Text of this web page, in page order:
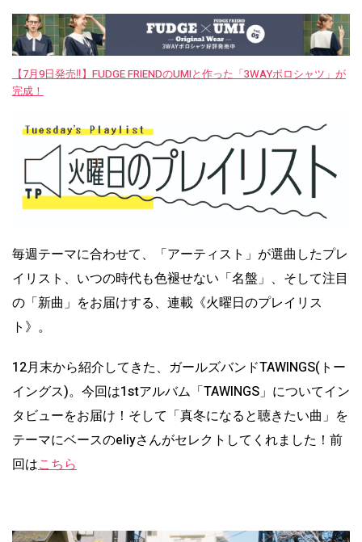
【7月9日発売‼︎】FUDGE FRIENDのUMIと作った「3WAYポロシャツ」が
完成！
毎週テーマに合わせて、「アーティスト」が選曲したプレ
イリスト、いつの時代も色褪せない「名盤」、そして注目
の「新曲」をお届けする、連載《火曜日のプレイリス
ト》。
12月末から紹介してきた、ガールズバンドTAWINGS(トー
イングス)。今回は1stアルバム「TAWINGS」についてイン
タビューをお届け！そして「真冬になると聴きたい曲」を
テーマにベースのeliyさんがセレクトしてくれました！前
回はこちら